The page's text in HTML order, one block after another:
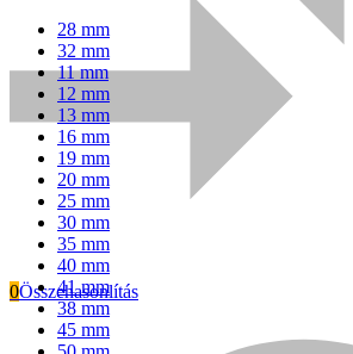
Everwin
0Összehasonlítás
28 mm
32 mm
11 mm
12 mm
13 mm
16 mm
19 mm
20 mm
25 mm
30 mm
35 mm
40 mm
41 mm
38 mm
45 mm